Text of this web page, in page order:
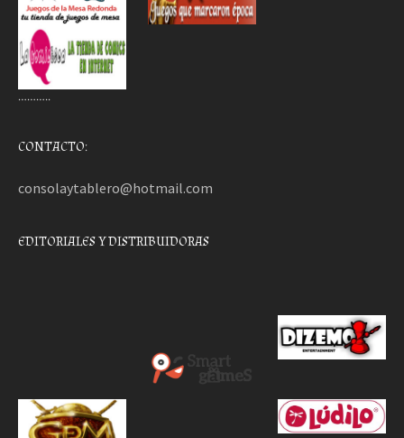
………..
CONTACTO:
consolaytablero@hotmail.com
EDITORIALES Y DISTRIBUIDORAS